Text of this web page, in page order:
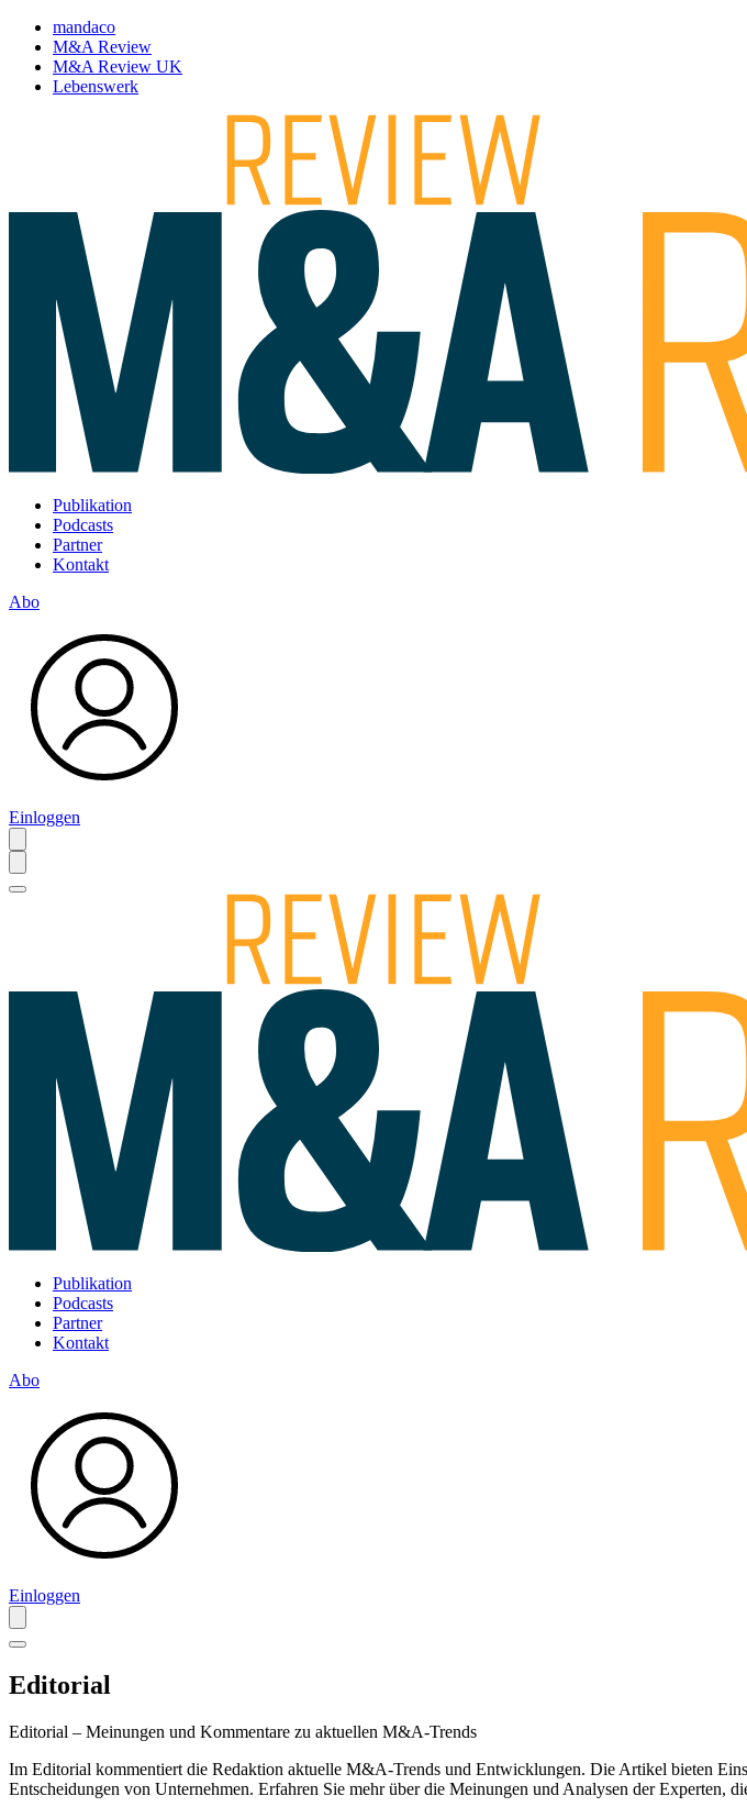
mandaco
M&A Review
M&A Review UK
Lebenswerk
Publikation
Podcasts
Partner
Kontakt
Abo
Einloggen
Publikation
Podcasts
Partner
Kontakt
Abo
Einloggen
Editorial
Editorial – Meinungen und Kommentare zu aktuellen M&A-Trends
Im Editorial kommentiert die Redaktion aktuelle M&A-Trends und Entwicklungen. Die Artikel bieten
Entscheidungen von Unternehmen. Erfahren Sie mehr über die Meinungen und Analysen der Experten,